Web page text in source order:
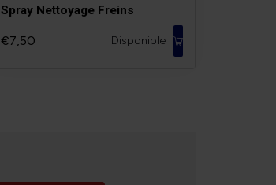
Spray Nettoyage Freins
€7,50 Disponible